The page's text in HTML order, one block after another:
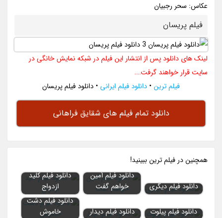
عکاس: سحر رجبیان
فیلم پریسان
لینک های دانلود پس از انتشار این فیلم در شبکه نمایش خانگی در
سایت قرار خواهند گرفت….
فیلم ترین • دانلود فیلم ایرانی • دانلود فیلم پریسان
دانلود تمام فیلم های شقایق فراهانی
همچنين در فيلم ترين ببينيد!
دانلود فیلم دیگری
دانلود فیلم آمین
خواهم گفت
دانلود فیلم کلید
ازدواج
دانلود فیلم پیلوت دانلود فیلم دیدار
دانلود فیلم دشت
خاموش